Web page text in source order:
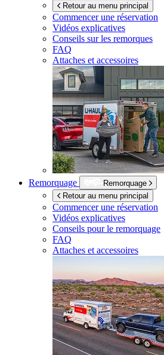
Retour au menu principal
Commencer une réservation
Vidéos explicatives
Conseils sur les remorques
FAQ
Attaches et accessoires
Remorquage
Remorquage
Retour au menu principal
Commencer une réservation
Vidéos explicatives
Conseils pour le remorquage
FAQ
Attaches et accessoires